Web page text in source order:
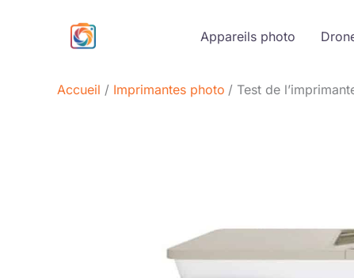
Appareils photo
Accueil Imprimantes photo Test de